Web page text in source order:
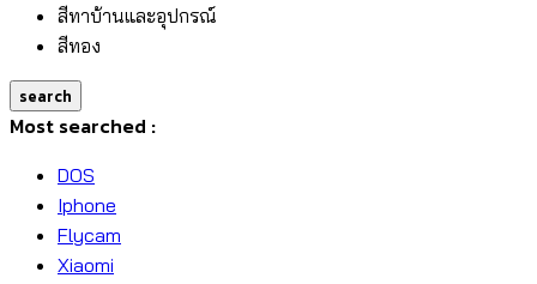
สีทาบ้านและอุปกรณ์
สีทอง
search
Most searched :
DOS
Iphone
Flycam
Xiaomi